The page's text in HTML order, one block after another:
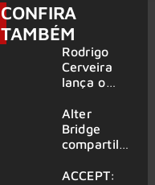
CONFIRA
TAMBÉM
Rodrigo
Cerveira
lança o
Searcher”
Alter
Bridge
compartilh
vivo de
ACCEPT: